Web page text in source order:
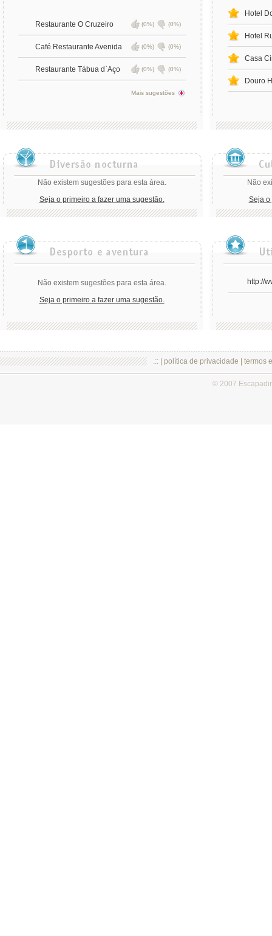
Restaurante O Cruzeiro (0%) (0%)
Café Restaurante Avenida (0%) (0%)
Restaurante Tábua d`Aço (0%) (0%)
Mais sugestões
Hotel
Hotel
Casa
Douro
Não existem sugestões para esta área.
Seja o primeiro a fazer uma sugestão.
Não
Seja o
Não existem sugestões para esta área.
Seja o primeiro a fazer uma sugestão.
http://
.:: | política de privacidade termos
© 2007